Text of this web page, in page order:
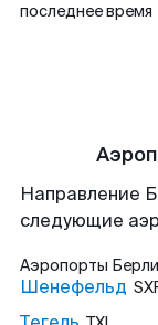
последнее время
Направление
следующие
Аэропорты
Шенефельд